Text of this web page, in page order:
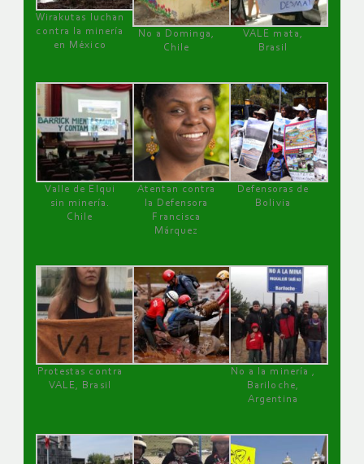
Wirakutas luchan
contra la minería
en México
No a Dominga,
Chile
VALE mata,
Brasil
Valle de Elqui
sin minería.
Chile
Atentan contra
la Defensora
Francisca
Márquez
Defensoras de
Bolivia
Protestas contra
VALE, Brasil
No a la minería ,
Bariloche,
Argentina